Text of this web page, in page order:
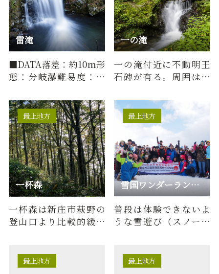
雷滝
■DATA落差：約10ｍ形
態：分岐瀑難易度：中
※※起点：マップ「神
室山登山口駐…
一の滝
一の滝付近に不動明王
石碑が有る。周囲は杉
るには沢渡りが必要。
■DATA落…
一杯森
最上地方
一杯森は新庄市萩野の
登山口より比較的緩や
者には…
雪国ワンダーランド（新庄市）
最上地方
普段は体験できないよ
うな雪遊び（スノーア
ク♪雪国…
最上地方 最上地方